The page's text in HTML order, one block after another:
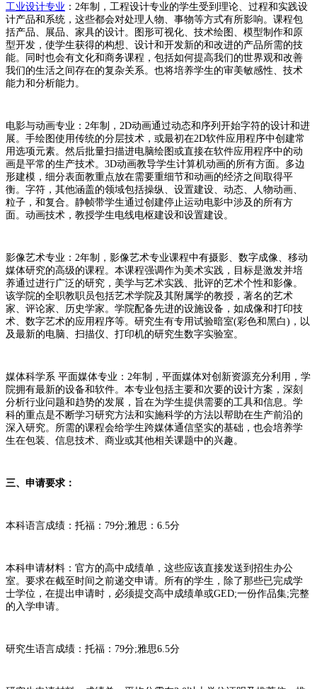
工业设计专业 ：2年制，工程设计专业的学生受到理论、过程和实践设
计产品和系统，这些都会对处理人物、事物等方式有所影响。课程包
括产品、展品、家具的设计。图形可视化、技术绘图、模型制作和原
型开发，使学生获得的构想、设计和开发新的和改进的产品所需的技
能。同时也会有文化和商务课程，包括如何提高我们的世界观和改善
我们的生活之间存在的复杂关系。也将培养学生的审美敏感性、技术
能力和分析能力。
电影与动画专业：2年制，2D动画通过动态和序列开始字符的设计和进
展。手绘图使用传统的分层技术，或最初在2D软件应用程序中创建常
用选项元素。然后批量扫描进电脑绘图或直接在软件应用程序中的动
画是平常的生产技术。3D动画教导学生计算机动画的所有方面。多边
形建模，细分表面教重点放在需要重细节和动画的经济之间取得平
衡。字符，其他涵盖的领域包括操纵、设置建设、动态、人物动画、
粒子，和复合。静帧带学生通过创建停止运动电影中涉及的所有方
面。动画技术，教授学生电线电枢建设和设置建设。
影像艺术专业：2年制，影像艺术专业课程中有摄影、数字成像、移动
媒体研究的高级的课程。本课程强调作为美术实践，目标是激发并培
养通过进行广泛的研究，美学与艺术实践、批评的艺术个性和影像。
该学院的全职教职员包括艺术学院及其附属学的教授，著名的艺术
家、评论家、历史学家。学院配备先进的设施设备，如成像和打印技
术、数字艺术的应用程序等。研究生有专用试验暗室(彩色和黑白)，以
及最新的电脑、扫描仪、打印机的研究生数字实验室。
媒体科学系 平面媒体专业：2年制，平面媒体对创新资源充分利用，学
院拥有最新的设备和软件。本专业包括主要和次要的设计方案，深刻
分析行业问题和趋势的发展，旨在为学生提供需要的工具和信息。学
科的重点是不断学习研究方法和实施科学的方法以帮助在生产前沿的
深入研究。所需的课程会给学生跨媒体通信坚实的基础，也会培养学
生在包装、信息技术、商业或其他相关课题中的兴趣。
三、申请要求：
本科语言成绩：托福：79分;雅思：6.5分
本科申请材料：官方的高中成绩单，这些应该直接发送到招生办公
室。要求在截至时间之前递交申请。所有的学生，除了那些已完成学
士学位，在提出申请时，必须提交高中成绩单或GED;一份作品集;完整
的入学申请。
研究生语言成绩：托福：79分;雅思6.5分